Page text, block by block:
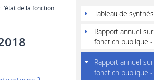
l'état de la fonction
Tableau de
Rapport annuel
fonction publique
Rapport annuel
fonction publique